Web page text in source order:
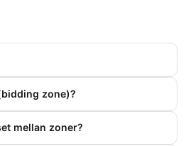
zone)?
mellan zoner?